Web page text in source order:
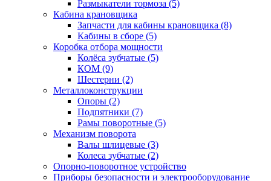
Размыкатели тормоза (5)
Кабина крановщика
Запчасти для кабины крановщика (8)
Кабины в сборе (5)
Коробка отбора мощности
Колёса зубчатые (5)
КОМ (9)
Шестерни (2)
Металлоконструкции
Опоры (2)
Подпятники (7)
Рамы поворотные (5)
Механизм поворота
Валы шлицевые (3)
Колеса зубчатые (2)
Опорно-поворотное устройство
Приборы безопасности и электрооборудование